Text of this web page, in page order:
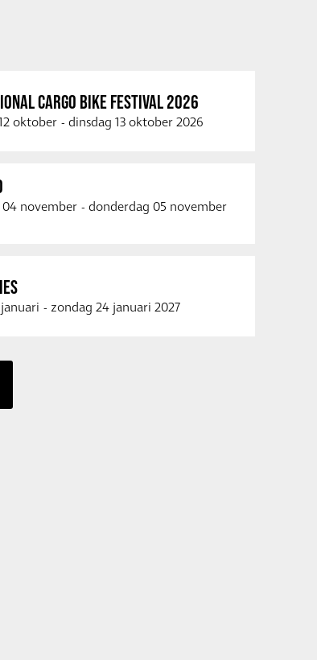
CARGO BIKE FESTIVAL 2026
oktober - dinsdag 13 oktober 2026
november - donderdag 05 november
- zondag 24 januari 2027